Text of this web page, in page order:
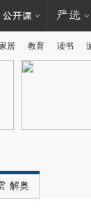
居 教育 读书
解奥